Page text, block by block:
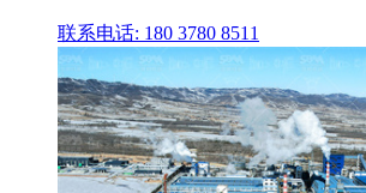
联系电话: 180 3780 8511